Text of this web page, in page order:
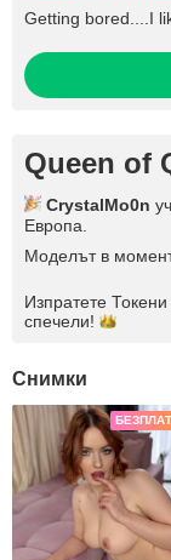
Getting bored....I
Queen of
CrystalMo0n
Европа.
Моделът в
Изпратете
спечели!
Снимки